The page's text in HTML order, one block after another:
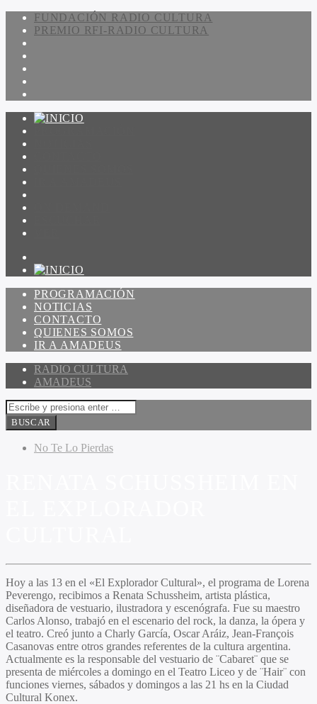
FUNDACIÓN RADIO CULTURA
PREMIO RFI-RADIO CULTURA
PROGRAMACIÓN
NOTICIAS
CONTACTO
QUIENES SOMOS
IR A AMADEUS
RADIO CULTURA
AMADEUS
No Te Lo Pierdas
Hoy a las 13 en el «El Explorador Cultural», el programa de Lorena
Peverengo, recibimos a Renata Schussheim, artista plástica,
diseñadora de vestuario, ilustradora y escenógrafa. Fue su maestro
Carlos Alonso, trabajó en el escenario del rock, la danza, la ópera y
el teatro. Creó junto a Charly García, Oscar Aráiz, Jean-François
Casanovas entre otros grandes referentes de la cultura argentina.
Actualmente es la responsable del vestuario de ¨Cabaret¨ que se
presenta de miércoles a domingo en el Teatro Liceo y de ¨Hair¨ con
funciones viernes, sábados y domingos a las 21 hs en la Ciudad
Cultural Konex.